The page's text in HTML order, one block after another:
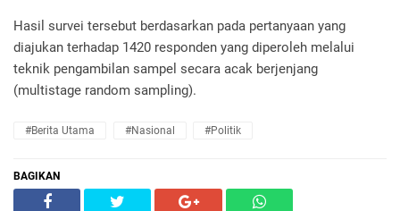
Hasil survei tersebut berdasarkan pada pertanyaan yang
diajukan terhadap 1420 responden yang diperoleh melalui
teknik pengambilan sampel secara acak berjenjang
(multistage random sampling).
#Berita Utama #Nasional #Politik
BAGIKAN